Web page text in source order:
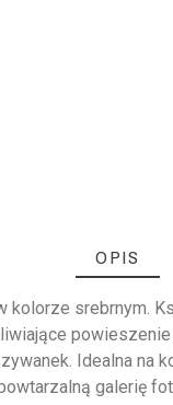
OPIS
kolorze srebrnym.
Idealna na
galerię